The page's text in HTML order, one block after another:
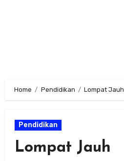
Home Pendidikan Lompat Jauh
Pendidikan
Lompat Jauh